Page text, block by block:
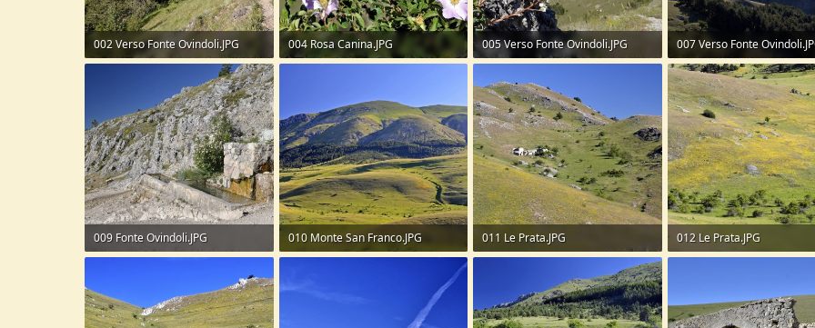
002 Verso Fonte Ovindoli.JPG
004 Rosa Canina.JPG
005 Verso Fonte Ovindoli.JPG
007 Verso Fonte
225,4 KB · Visite: 53
009 Fonte Ovindoli.JPG
010 Monte San Franco.JPG
011 Le Prata.JPG
012 Le Prata.JPG